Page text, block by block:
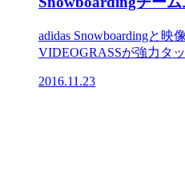
adidas Snowboardingと映
VIDEOGRASSが強力タ
2016.11.23